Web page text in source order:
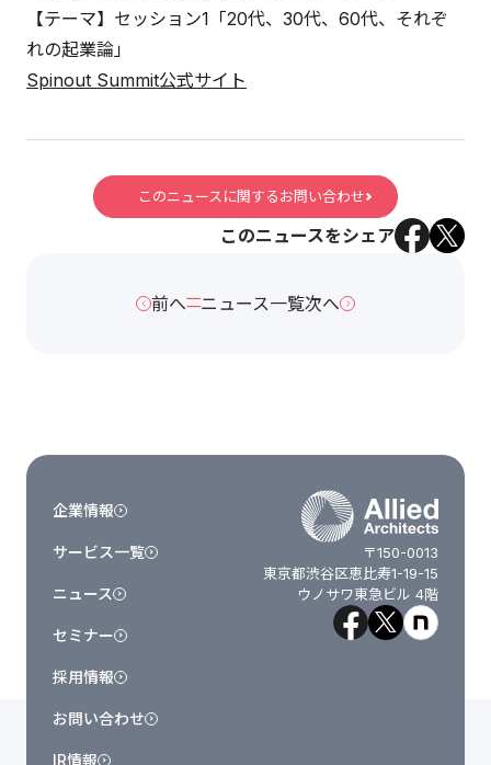
【テーマ】セッション1「20代、30代、60代、それぞ
れの起業論」
Spinout Summit公式サイト
このニュースに関するお問い合わせ
このニュースをシェア
前へ ニュース一覧次へ
〒150-0013
東京都渋谷区恵比寿1-19-15
ウノサワ東急ビル 4階
企業情報
サービス一覧
ニュース
セミナー
採用情報
お問い合わせ
IR情報